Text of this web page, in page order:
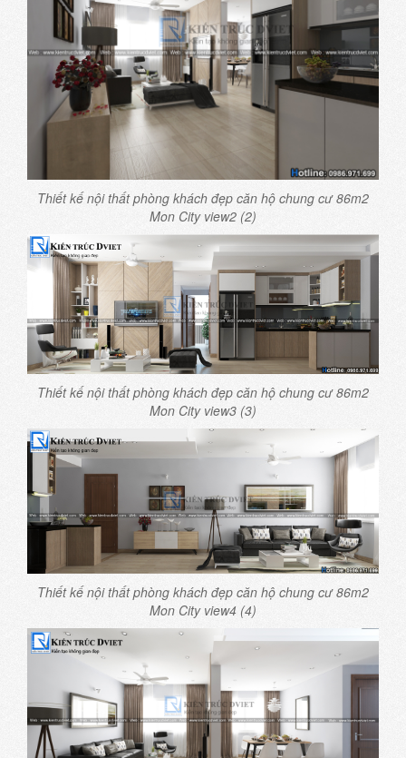
Thiết kế nội thất phòng khách đẹp căn hộ chung cư 86m2
Mon City view2 (2)
Thiết kế nội thất phòng khách đẹp căn hộ chung cư 86m2
Mon City view3 (3)
Thiết kế nội thất phòng khách đẹp căn hộ chung cư 86m2
Mon City view4 (4)